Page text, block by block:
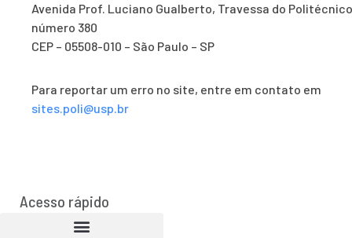
Avenida Prof. Luciano Gualberto, Travessa do
número 380
CEP – 05508-010 – São Paulo – SP
Para reportar um erro no site, entre em contato em
sites.poli@usp.br
Acesso rápido